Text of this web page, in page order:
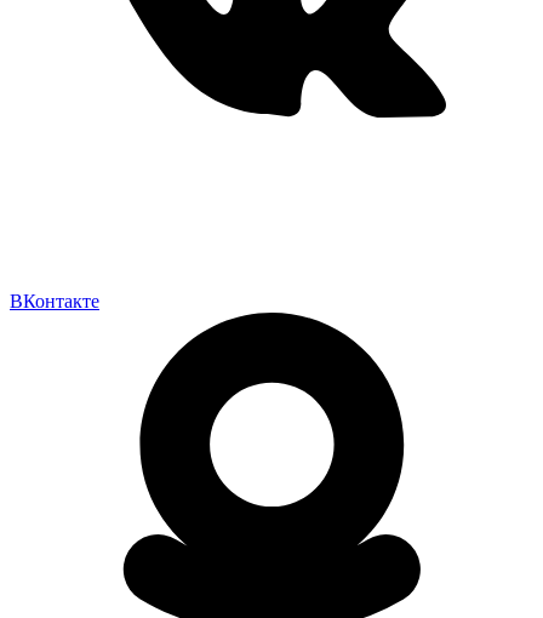
ВКонтакте